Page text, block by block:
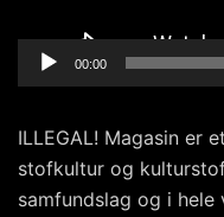
00:00
ILLEGAL! Magasin er
stofkultur og
samfundslag og i hele